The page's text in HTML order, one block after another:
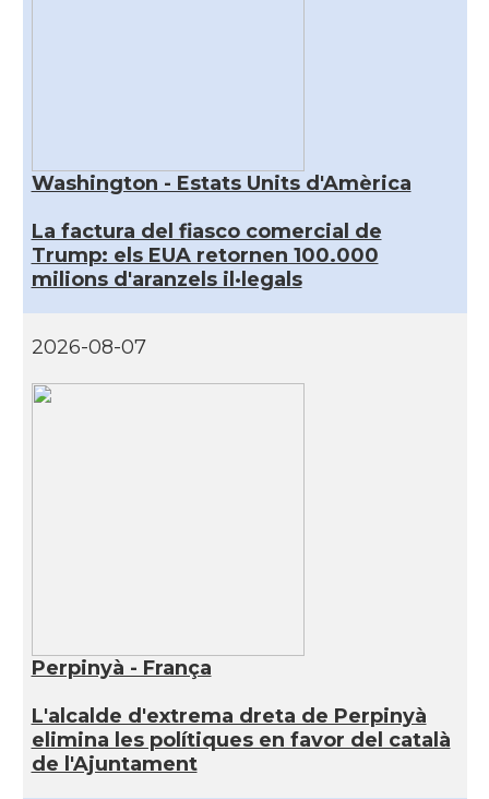
Washington - Estats Units d'Amèrica
La factura del fiasco comercial de
Trump: els EUA retornen 100.000
milions d'aranzels il·legals
2026-08-07
Perpinyà - França
L'alcalde d'extrema dreta de Perpinyà
elimina les polítiques en favor del català
de l'Ajuntament